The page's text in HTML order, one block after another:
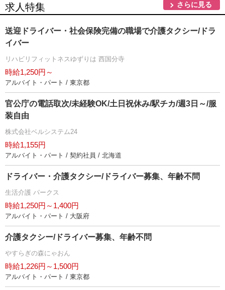
求人特集 さらに見る
送迎ドライバー・社会保険完備の職場で介護タクシー/ドラ
イバー
リハビリフィットネスゆずりは 西国分寺
時給1,250円～
アルバイト・パート / 東京都
官公庁の電話取次/未経験OK/土日祝休み/駅チカ/週3日～/服
装自由
株式会社ベルシステム24
時給1,155円
アルバイト・パート / 契約社員 / 北海道
ドライバー・介護タクシー/ドライバー募集、年齢不問
生活介護 パークス
時給1,250円～1,400円
アルバイト・パート / 大阪府
介護タクシー/ドライバー募集、年齢不問
すらぎの森にゃおん
時給1,226円～1,500円
アルバイト・パート / 東京都